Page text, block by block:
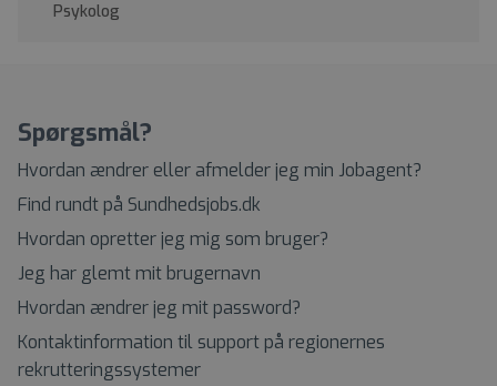
Psykolog
Spørgsmål?
Hvordan ændrer eller afmelder jeg min Jobagent?
Find rundt på Sundhedsjobs.dk
Hvordan opretter jeg mig som bruger?
Jeg har glemt mit brugernavn
Hvordan ændrer jeg mit password?
Kontaktinformation til support på regionernes
rekrutteringssystemer